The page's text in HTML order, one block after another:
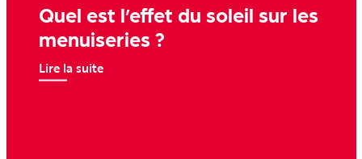
Quel est l’effet du soleil sur les
menuiseries ?
Lire la suite